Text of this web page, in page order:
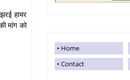
हायर
मांग को
Home
Contact